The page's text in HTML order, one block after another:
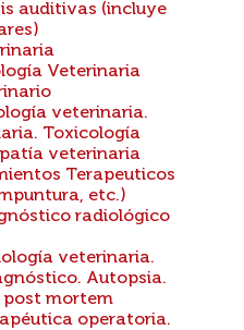
auditivas (incluye
Veterinaria
veterinaria.
Toxicología
veterinaria
Terapeuticos
etc.)
radiológico
veterinaria.
Autopsia.
post mortem
operatoria.